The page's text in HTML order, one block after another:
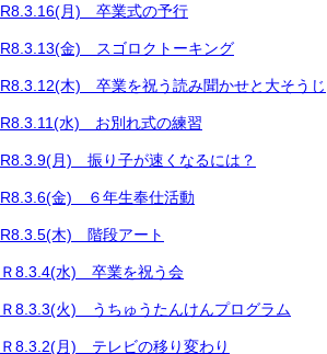
R8.3.16(月) 卒業式の予行
R8.3.13(金) スゴロクトーキング
R8.3.12(木) 卒業を祝う読み聞かせと大そうじ
R8.3.11(水) お別れ式の練習
R8.3.9(月) 振り子が速くなるには？
R8.3.6(金) ６年生奉仕活動
R8.3.5(木) 階段アート
Ｒ8.3.4(水) 卒業を祝う会
Ｒ8.3.3(火) うちゅうたんけんプログラム
Ｒ8.3.2(月) テレビの移り変わり